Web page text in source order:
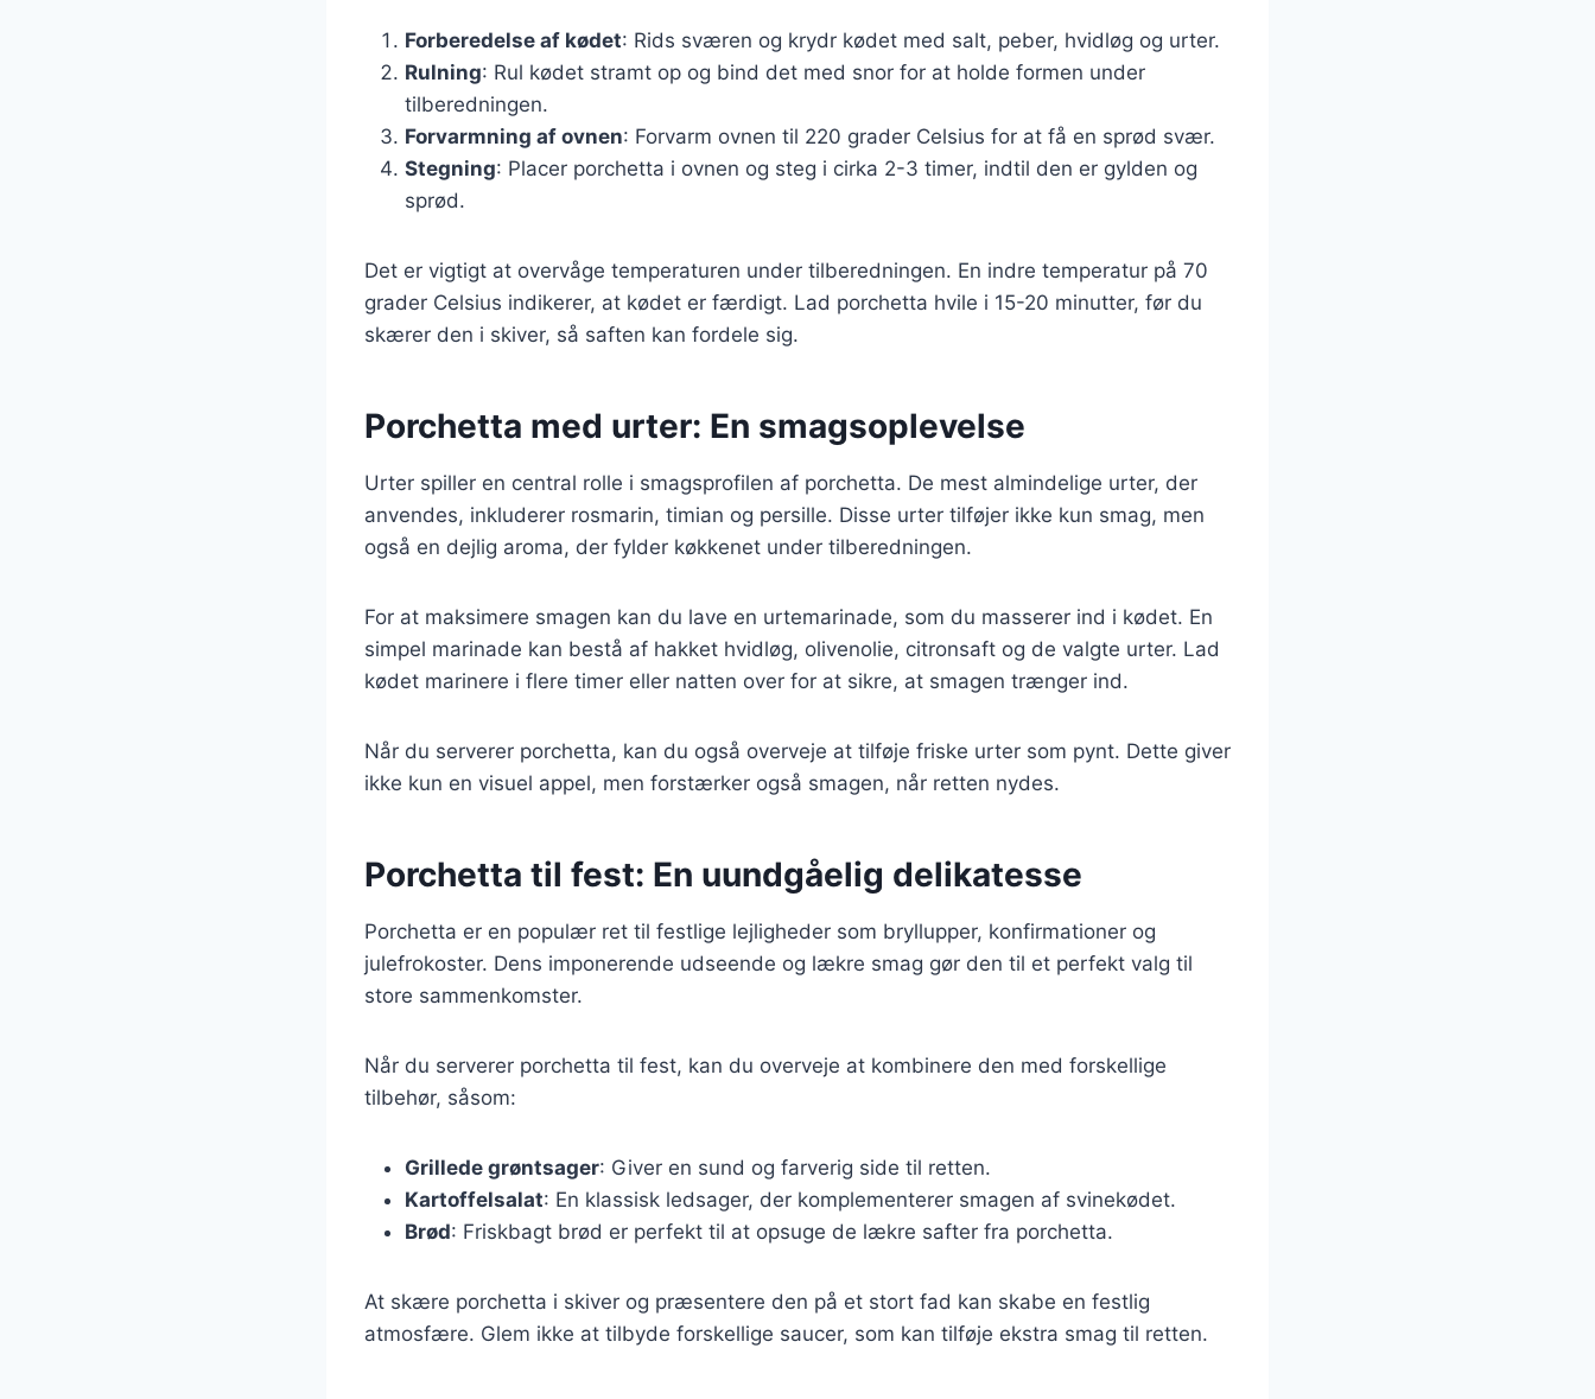
Forberedelse af kødet: Rids sværen og krydr kødet med salt, peber, hvidløg og urter.
Rulning: Rul kødet stramt op og bind det med snor for at holde formen under
tilberedningen.
Forvarmning af ovnen: Forvarm ovnen til 220 grader Celsius for at få en sprød svær.
Stegning: Placer porchetta i ovnen og steg i cirka 2-3 timer, indtil den er gylden og
sprød.
Det er vigtigt at overvåge temperaturen under tilberedningen. En indre temperatur på 70
grader Celsius indikerer, at kødet er færdigt. Lad porchetta hvile i 15-20 minutter, før du
skærer den i skiver, så saften kan fordele sig.
Porchetta med urter: En smagsoplevelse
Urter spiller en central rolle i smagsprofilen af porchetta. De mest almindelige urter, der
anvendes, inkluderer rosmarin, timian og persille. Disse urter tilføjer ikke kun smag, men
også en dejlig aroma, der fylder køkkenet under tilberedningen.
For at maksimere smagen kan du lave en urtemarinade, som du masserer ind i kødet. En
simpel marinade kan bestå af hakket hvidløg, olivenolie, citronsaft og de valgte urter. Lad
kødet marinere i flere timer eller natten over for at sikre, at smagen trænger ind.
Når du serverer porchetta, kan du også overveje at tilføje friske urter som pynt. Dette giver
ikke kun en visuel appel, men forstærker også smagen, når retten nydes.
Porchetta til fest: En uundgåelig delikatesse
Porchetta er en populær ret til festlige lejligheder som bryllupper, konfirmationer og
julefrokoster. Dens imponerende udseende og lækre smag gør den til et perfekt valg til
store sammenkomster.
Når du serverer porchetta til fest, kan du overveje at kombinere den med forskellige
tilbehør, såsom:
Grillede grøntsager: Giver en sund og farverig side til retten.
Kartoffelsalat: En klassisk ledsager, der komplementerer smagen af svinekødet.
Brød: Friskbagt brød er perfekt til at opsuge de lækre safter fra porchetta.
At skære porchetta i skiver og præsentere den på et stort fad kan skabe en festlig
atmosfære. Glem ikke at tilbyde forskellige saucer, som kan tilføje ekstra smag til retten.